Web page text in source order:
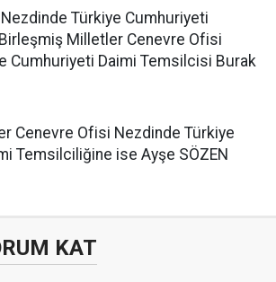
Nezdinde Türkiye Cumhuriyeti
Milletler Cenevre Ofisi
Cumhuriyeti Daimi Temsilcisi Burak
Cenevre Ofisi Nezdinde Türkiye
Temsilciliğine ise Ayşe SÖZEN
KAT